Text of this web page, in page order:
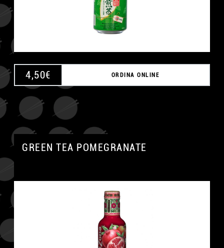
4,50€ ORDINA ONLINE
GREEN TEA POMEGRANATE